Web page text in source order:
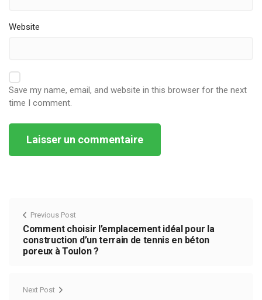
Website
Save my name, email, and website in this browser for the next
time I comment.
Previous Post
Comment choisir l’emplacement idéal pour la
construction d’un terrain de tennis en béton
poreux à Toulon ?
Next Post